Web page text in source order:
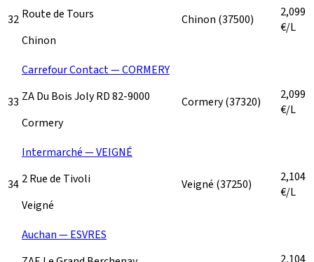
32 Route de Tours
Chinon
Chinon (37500)
2,099
€/L
33
Carrefour Contact — CORMERY
ZA Du Bois Joly RD 82-9000
Cormery
Cormery(37320)
2,099
€/L
34
Intermarché — VEIGNÉ
2 Rue de Tivoli
Veigné
Veigné (37250)
2,104
€/L
Auchan — ESVRES